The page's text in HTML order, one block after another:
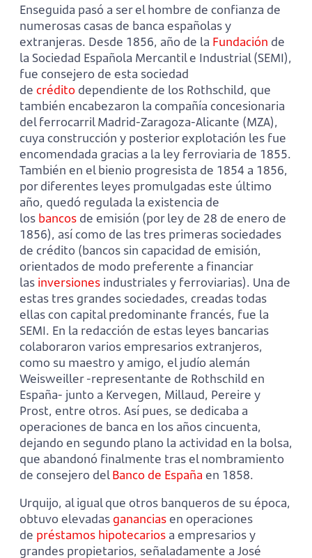
Enseguida pasó a ser el hombre de confianza de
numerosas casas de banca españolas y
extranjeras. Desde 1856, año de la Fundación de
la Sociedad Española Mercantil e Industrial (SEMI),
fue consejero de esta sociedad
de crédito dependiente de los Rothschild, que
también encabezaron la compañía concesionaria
del ferrocarril Madrid-Zaragoza-Alicante (MZA),
cuya construcción y posterior explotación les fue
encomendada gracias a la ley ferroviaria de 1855.
También en el bienio progresista de 1854 a 1856,
por diferentes leyes promulgadas este último
año, quedó regulada la existencia de
los bancos de emisión (por ley de 28 de enero de
1856), así como de las tres primeras sociedades
de crédito (bancos sin capacidad de emisión,
orientados de modo preferente a financiar
las inversiones industriales y ferroviarias). Una de
estas tres grandes sociedades, creadas todas
ellas con capital predominante francés, fue la
SEMI. En la redacción de estas leyes bancarias
colaboraron varios empresarios extranjeros,
como su maestro y amigo, el judío alemán
Weisweiller -representante de Rothschild en
España- junto a Kervegen, Millaud, Pereire y
Prost, entre otros. Así pues, se dedicaba a
operaciones de banca en los años cincuenta,
dejando en segundo plano la actividad en la bolsa,
que abandonó finalmente tras el nombramiento
de consejero delBanco de España en 1858.
Urquijo, al igual que otros banqueros de su época,
obtuvo elevadas gananciasen operaciones
de préstamos hipotecarios a empresarios y
grandes propietarios, señaladamente a José